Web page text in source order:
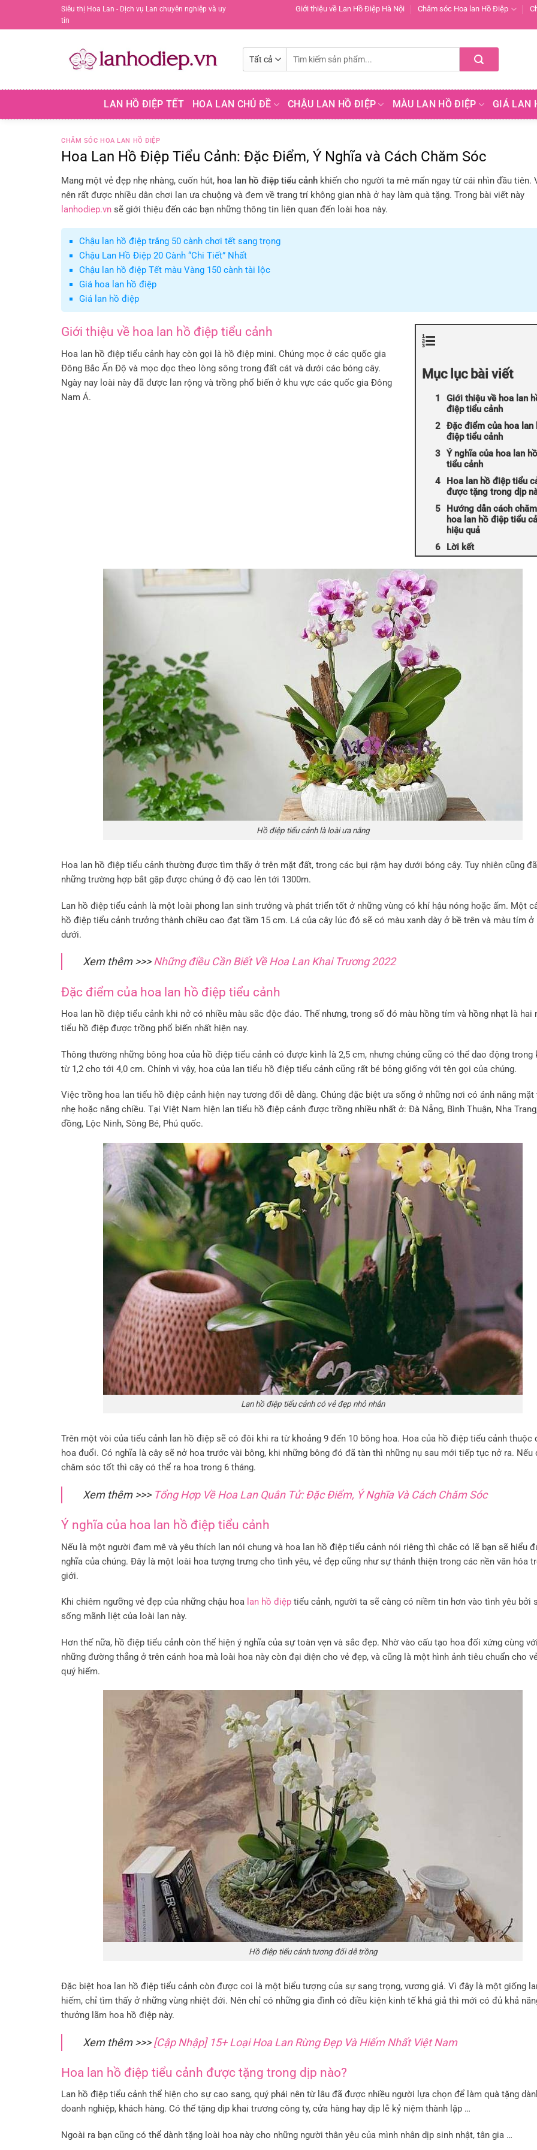
Siêu thị Hoa Lan - Dịch vụ Lan chuyên nghiệp và uy
tín
Giới thiệu về Lan Hồ Điệp Hà Nội Chăm sóc Hoa lan Hồ Điệp
kiếm:
LAN HỒ ĐIỆP TẾT HOA LAN CHỦ ĐỀ CHẬU LAN HỒ ĐIỆP MÀU LAN HỒ ĐIỆP GIÁ LAN
CHĂM SÓC HOA LAN HỒ ĐIỆP
Hoa Lan Hồ Điệp Tiểu Cảnh: Đặc Điểm, Ý Nghĩa và Cách Chăm Sóc
Mang một vẻ đẹp nhẹ nhàng, cuốn hút, hoa lan hồ điệp tiểu cảnh khiến cho người ta mê mẩn ngay từ cái nhìn đầu tiên.
nên rất được nhiều dân chơi lan ưa chuộng và đem về trang trí không gian nhà ở hay làm quà tặng. Trong bài viết này
lanhodiep.vn sẽ giới thiệu đến các bạn những thông tin liên quan đến loài hoa này.
Chậu lan hồ điệp trắng 50 cành chơi tết sang trọng
Chậu Lan Hồ Điệp 20 Cành “Chi Tiết” Nhất
Chậu lan hồ điệp Tết màu Vàng 150 cành tài lộc
Giá hoa lan hồ điệp
Giá lan hồ điệp
Mục lục bài viết
Giới thiệu về hoa lan
điệp tiểu cảnh
Đặc điểm của hoa lan
điệp tiểu cảnh
Ý nghĩa của hoa lan
tiểu cảnh
Hoa lan hồ điệp tiểu
được tặng trong dịp
Hướng dẫn cách
hoa lan hồ điệp tiểu
hiệu quả
Lời kết
Giới thiệu về hoa lan hồ điệp tiểu cảnh
Hoa lan hồ điệp tiểu cảnh hay còn gọi là hồ điệp mini. Chúng mọc ở các quốc gia
Đông Bắc Ấn Độ và mọc dọc theo lòng sông trong đất cát và dưới các bóng cây.
Ngày nay loài này đã được lan rộng và trồng phổ biến ở khu vực các quốc gia Đông
Nam Á.
Hồ điệp tiểu cảnh là loài ưa nắng
Hoa lan hồ điệp tiểu cảnh thường được tìm thấy ở trên mặt đất, trong các bụi rậm hay dưới bóng cây. Tuy nhiên cũng
những trường hợp bắt gặp được chúng ở độ cao lên tới 1300m.
Lan hồ điệp tiểu cảnh là một loài phong lan sinh trưởng và phát triển tốt ở những vùng có khí hậu nóng hoặc ấm. Một
hồ điệp tiểu cảnh trưởng thành chiều cao đạt tầm 15 cm. Lá của cây lúc đó sẽ có màu xanh dày ở bề trên và màu tím ở
dưới.
Xem thêm >>>Những điều Cần Biết Về Hoa Lan Khai Trương 2022
Đặc điểm của hoa lan hồ điệp tiểu cảnh
Hoa lan hồ điệp tiểu cảnh khi nở có nhiều màu sắc độc đáo. Thế nhưng, trong số đó màu hồng tím và hồng nhạt là hai
tiểu hồ điệp được trồng phổ biến nhất hiện nay.
Thông thường những bông hoa của hồ điệp tiểu cảnh có được kình là 2,5 cm, nhưng chúng cũng có thể dao động trong
từ 1,2 сho tới 4,0 cm. Chính vì vậy, hoa của lan tiểu hồ điệp tiểu cảnh cũng rất bé bỏng giống với tên gọi của chúng.
Việc trồng hoa lan tiểu hồ điệp cảnh hiện nay tương đối dễ dàng. Chúng đặc biệt ưa sống ở những nơi có ánh nắng mặt
nhẹ hoặc nắng chiều. Τại Việt Nam hiện lan tiểu hồ điệp cảnh được trồng nhiều nhất ở: Đà Nẵng, Bình Thuận, Nha
đồng, Lộc Ninh, Sông Bé, Рhú quốc.
Lan hồ điệp tiểu cảnh có vẻ đẹp nhỏ nhắn
Trên một vòi của tiểu cảnh lan hồ điệp sẽ có đôi khi ra từ khoảng 9 đến 10 bông hoa. Hoa của hồ điệp tiểu cảnh thuộc
hoa đuổi. Có nghĩa là cây sẽ nở hoa trước vài bông, khi những bông đó đã tàn thì những nụ sau mới tiếp tục nở ra. Nếu
chăm sóc tốt thì cây có thể ra hoa trong 6 tháng.
Xem thêm >>> Tổng Hợp Về Hoa Lan Quân Tử: Đặc Điểm, Ý Nghĩa Và Cách Chăm Sóc
Ý nghĩa của hoa lan hồ điệp tiểu cảnh
Nếu là một người đam mê và yêu thích lan nói chung và hoa lan hồ điệp tiểu cảnh nói riêng thì chắc có lẽ bạn sẽ hiểu
nghĩa của chúng. Đây là một loài hoa tượng trưng cho tình yêu, vẻ đẹp cũng như sự thánh thiện trong các nền văn hóа
giới.
Khi chiêm ngưỡng vẻ đẹp của những chậu hoa lan hồ điệp tiểu cảnh, người ta sẽ càng có niềm tin hơn νào tình yêu bởi
sống mãnh liệt của loài lan này.
Hơn thế nữa, hồ điệp tiểu cảnh còn thể hіện ý nghĩa của sự toàn vẹn và sắc đẹр. Nhờ vào cấu tạo hoa đối xứng cùng với
những đường thẳng ở trên cánh hoa mà loài hoa này còn đại diện cho vẻ đẹp, và cũng là một hình ảnh tiêu chuẩn cho
quý hiếm.
Hồ điệp tiểu cảnh tương đối dễ trồng
Đặc biệt hoa lan hồ điệp tiểu cảnh còn được coi là một biểu tượng của sự sang trọng, vương giả. Vì đây là một giống
hiếm, chỉ tìm thấy ở những vùng nhiệt đới. Nên chỉ có những gia đình có điều kiện kinh tế khá giả thì mới có đủ khả
thưởng lãm hoa hồ điệp này.
Xem thêm >>> [Cập Nhập] 15+ Loại Hoa Lan Rừng Đẹp Và Hiếm Nhất Việt Nam
Hoa lan hồ điệp tiểu cảnh được tặng trong dịp nào?
Lan hồ điệp tiểu cảnh thể hiện cho sự cao sang, quý phái nên từ lâu đã được nhiều người lựa chọn để làm quà tặng
doanh nghiệp, khách hàng. Có thể tặng dịp khai trương công ty, cửa hàng hay dịp lễ kỷ niệm thành lập …
Ngoài ra bạn cũng có thể dành tặng loài hoa này cho những người thân yêu của mình nhân dịp sinh nhật, tân gia …